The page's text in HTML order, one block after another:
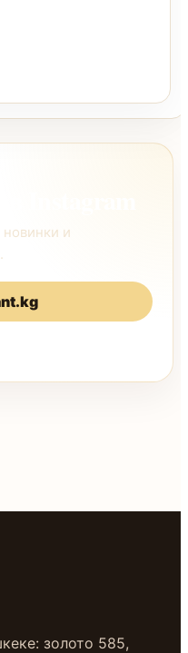
и
золото 585,